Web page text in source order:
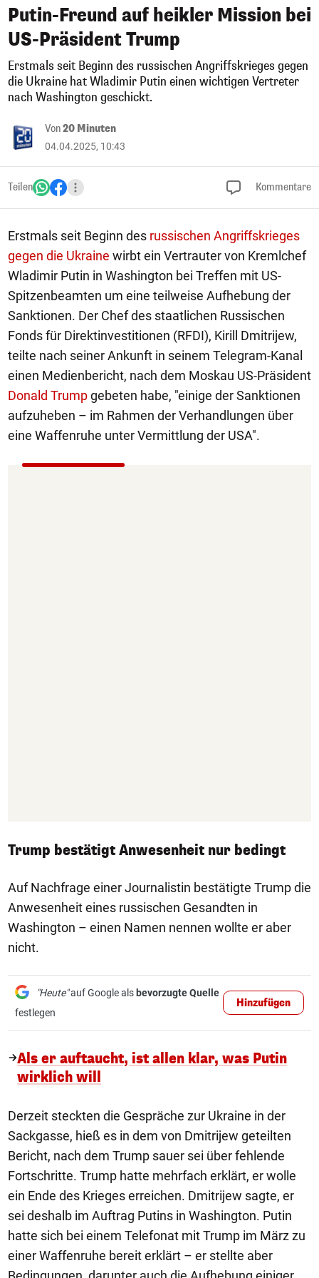
Putin-Freund auf heikler Mission bei
US-Präsident Trump
Erstmals seit Beginn des russischen Angriffskrieges gegen
die Ukraine hat Wladimir Putin einen wichtigen Vertreter
nach Washington geschickt.
Von20 Minuten
04.04.2025, 10:43
Teilen Kommentare
Erstmals seit Beginn des russischen Angriffskrieges
gegen die Ukraine wirbt ein Vertrauter von Kremlchef
Wladimir Putin in Washington bei Treffen mit US-
Spitzenbeamten um eine teilweise Aufhebung der
Sanktionen. Der Chef des staatlichen Russischen
Fonds für Direktinvestitionen (RFDI), Kirill Dmitrijew,
teilte nach seiner Ankunft in seinem Telegram-Kanal
einen Medienbericht, nach dem Moskau US-Präsident
Donald Trumpgebeten habe, "einige der Sanktionen
aufzuheben – im Rahmen der Verhandlungen über
eine Waffenruhe unter Vermittlung der USA".
Trump bestätigt Anwesenheit nur bedingt
Auf Nachfrage einer Journalistin bestätigte Trump die
Anwesenheit eines russischen Gesandten in
Washington – einen Namen nennen wollte er aber
nicht.
"Heute"auf Google als bevorzugte Quelle
festlegen
Hinzufügen
Als er auftaucht, ist allen klar, was Putin
wirklich will
Derzeit steckten die Gespräche zur Ukraine in der
Sackgasse, hieß es in dem von Dmitrijew geteilten
Bericht, nach dem Trump sauer sei über fehlende
Fortschritte. Trump hatte mehrfach erklärt, er wolle
ein Ende des Krieges erreichen. Dmitrijew sagte, er
sei deshalb im Auftrag Putins in Washington. Putin
hatte sich bei einem Telefonat mit Trump im März zu
einer Waffenruhe bereit erklärt – er stellte aber